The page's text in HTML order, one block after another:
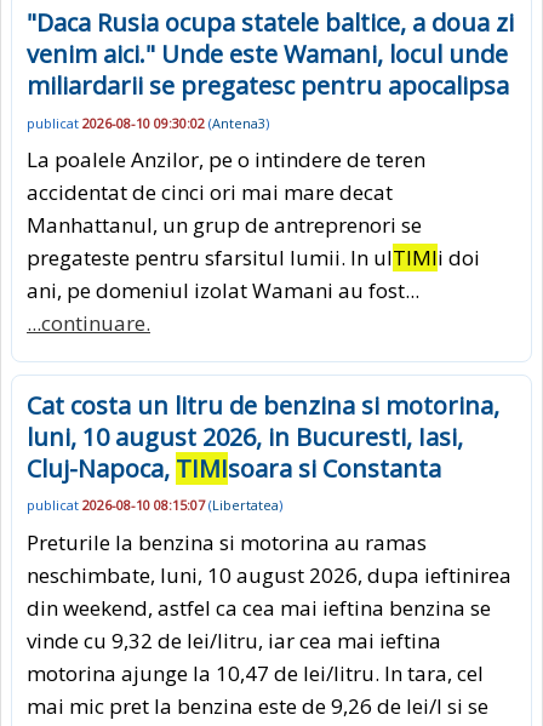
"Daca Rusia ocupa statele baltice, a doua zi
venim aici." Unde este Wamani, locul unde
miliardarii se pregatesc pentru apocalipsa
publicat 2026-08-10 09:30:02 (Antena3)
La poalele Anzilor, pe o intindere de teren
accidentat de cinci ori mai mare decat
Manhattanul, un grup de antreprenori se
pregateste pentru sfarsitul lumii. In ulTIMIi doi
ani, pe domeniul izolat Wamani au fost...
...continuare.
Cat costa un litru de benzina si motorina,
luni, 10 august 2026, in Bucuresti, Iasi,
Cluj-Napoca, TIMIsoara si Constanta
publicat 2026-08-10 08:15:07(Libertatea)
Preturile la benzina si motorina au ramas
neschimbate, luni, 10 august 2026, dupa ieftinirea
din weekend, astfel ca cea mai ieftina benzina se
vinde cu 9,32 de lei/litru, iar cea mai ieftina
motorina ajunge la 10,47 de lei/litru. In tara, cel
mai mic pret la benzina este de 9,26 de lei/l si se